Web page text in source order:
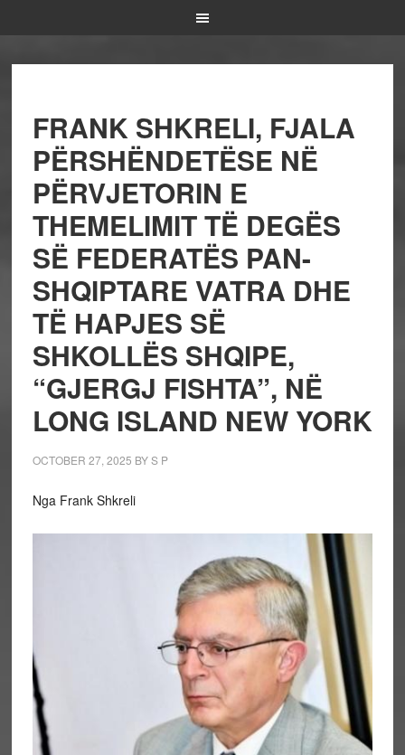
FRANK SHKRELI, FJALA
PËRSHËNDETËSE NË
PËRVJETORIN E
THEMELIMIT TË DEGËS
SË FEDERATËS PAN-
SHQIPTARE VATRA DHE
TË HAPJES SË
SHKOLLËS SHQIPE,
“GJERGJ FISHTA”, NË
LONG ISLAND NEW YORK
OCTOBER 27, 2025 BYS P
Nga Frank Shkreli